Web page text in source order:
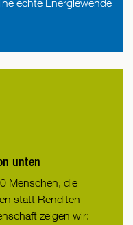
echte Energiewende
unten
Menschen, die
statt Renditen
zeigen wir: